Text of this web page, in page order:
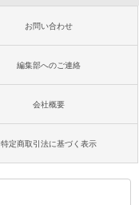
お問い合わせ
編集部へのご連絡
会社概要
特定商取引法に基づく表示